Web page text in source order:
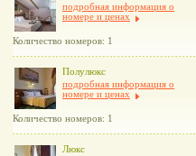
подробная информация о
номере и ценах
Количество номеров: 1
Полулюкс
подробная информация о
номере и ценах
Количество номеров: 1
Люкс